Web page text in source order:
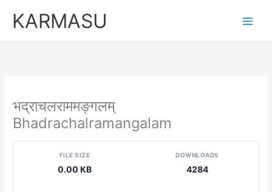
KARMASU
भद्राचलराममङ्गलम्
Bhadrachalramangalam
FILE SIZE
0.00 KB
DOWNLOADS
4284